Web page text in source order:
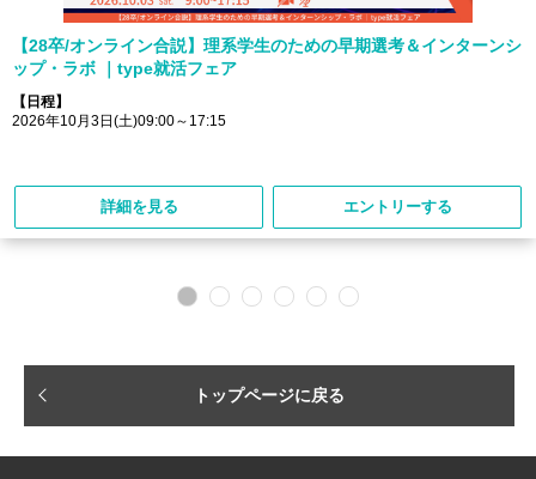
【28卒/オンライン合説】理系学生のための早期選考＆インターンシ
ップ・ラボ ｜type就活フェア
【日程】
2026年10月3日(土)09:00～17:15
詳細を見る エントリーする
トップページに戻る